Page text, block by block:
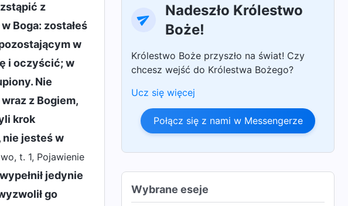
z
Boga: zostałeś
w
i oczyścić; w
Nie
z Bogiem,
krok
nie jesteś w
t. 1, Pojawienie
jedynie
go
Nadeszło Królestwo
Boże!
Królestwo Boże przyszło na świat! Czy
chcesz wejść do Królestwa Bożego?
Ucz się więcej
Połącz się z nami w Messengerze
Wybrane eseje